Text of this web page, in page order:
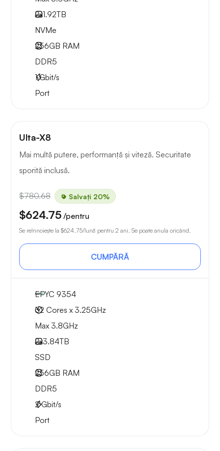
2x1.92TB
NVMe
256GB RAM
DDR5
1Gbit/s
Port
Ulta-X8
Mai multă putere, performanță și viteză. Securitate
sporită inclusă.
$780.68 Salvați 20%
$624.75 /pentru
Se reînnoiește la $624.75/lună pentru 2 ani. Se poate anula oricând.
CUMPĂRĂ
EPYC 9354
32 Cores x 3.25GHz
Max 3.8GHz
2x3.84TB
SSD
256GB RAM
DDR5
2Gbit/s
Port